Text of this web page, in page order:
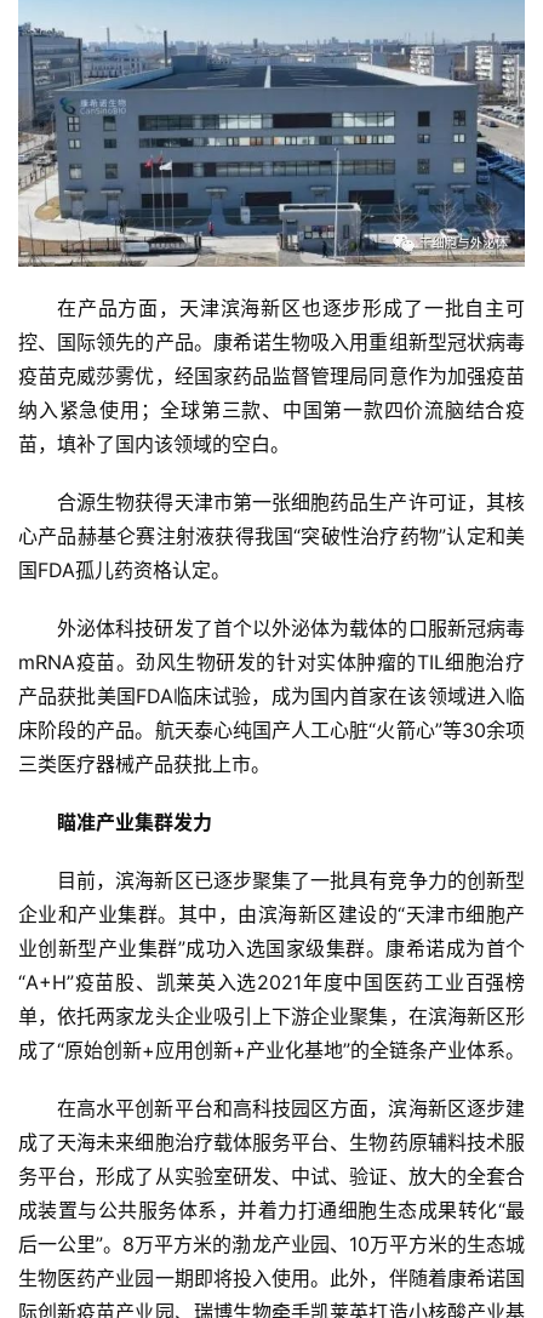
首
在产品方面，天津滨海新区也逐步形成了一批自主可
控、国际领先的产品。康希诺生物吸入用重组新型冠状病毒
疫苗克威莎雾优，经国家药品监督管理局同意作为加强疫苗
纳入紧急使用；全球第三款、中国第一款四价流脑结合疫
苗，填补了国内该领域的空白。
合源生物获得天津市第一张细胞药品生产许可证，其核
心产品赫基仑赛注射液获得我国“突破性治疗药物”认定和美
国FDA孤儿药资格认定。
外泌体科技研发了首个以外泌体为载体的口服新冠病毒
mRNA疫苗。劲风生物研发的针对实体肿瘤的TIL细胞治疗
产品获批美国FDA临床试验，成为国内首家在该领域进入临
床阶段的产品。航天泰心纯国产人工心脏“火箭心”等30余项
三类医疗器械产品获批上市。
瞄准产业集群发力
目前，滨海新区已逐步聚集了一批具有竞争力的创新型
企业和产业集群。其中，由滨海新区建设的“天津市细胞产
业创新型产业集群”成功入选国家级集群。康希诺成为首个
“A+H”疫苗股、凯莱英入选2021年度中国医药工业百强榜
单，依托两家龙头企业吸引上下游企业聚集，在滨海新区形
成了“原始创新+应用创新+产业化基地”的全链条产业体系。
在高水平创新平台和高科技园区方面，滨海新区逐步建
成了天海未来细胞治疗载体服务平台、生物药原辅料技术服
务平台，形成了从实验室研发、中试、验证、放大的全套合
成装置与公共服务体系，并着力打通细胞生态成果转化“最
后一公里”。8万平方米的渤龙产业园、10万平方米的生态城
生物医药产业园一期即将投入使用。此外，伴随着康希诺国
际创新疫苗产业园、瑞博生物牵手凯莱英打造小核酸产业基